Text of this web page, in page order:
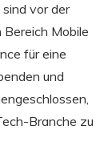
vor der
Bereich Mobile
für eine
und
Branche zu